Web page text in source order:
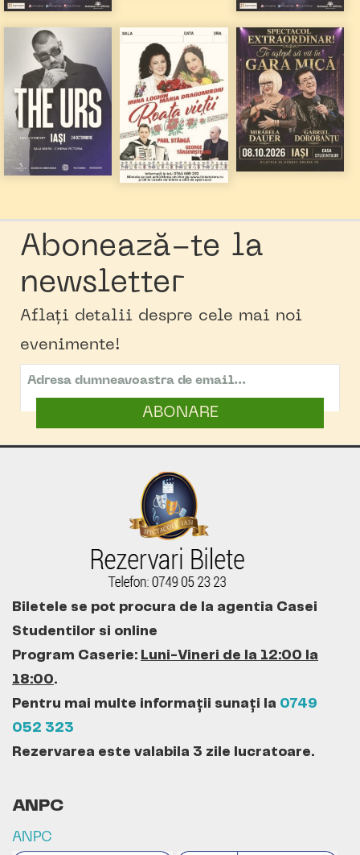
Abonează-te la
newsletter
Aflați detalii despre cele mai noi
evenimente!
ABONARE
Biletele se pot procura de la agentia Casei
Studentilor si online
Program Caserie: Luni-Vineri de la 12:00 la
18:00.
Pentru mai multe informații sunați la 0749
052 323
Rezervarea este valabila 3 zile lucratoare.
ANPC
ANPC